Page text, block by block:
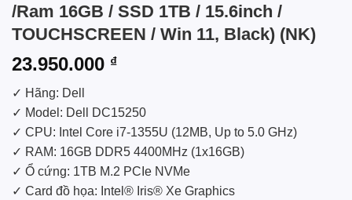
/Ram 16GB / SSD 1TB / 15.6inch /
TOUCHSCREEN / Win 11, Black) (NK)
23.950.000 ₫
✓ Hãng: Dell
✓ Model: Dell DC15250
✓ CPU: Intel Core i7-1355U (12MB, Up to 5.0 GHz)
✓ RAM: 16GB DDR5 4400MHz (1x16GB)
✓ Ổ cứng: 1TB M.2 PCIe NVMe
✓ Card đồ họa: Intel® Iris® Xe Graphics